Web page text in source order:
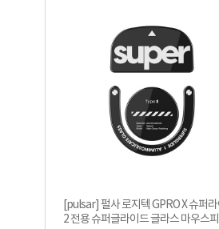
[pulsar] 펄사 로지텍 GPRO X 슈퍼
2 전용 슈퍼글라이드 글라스 마우스